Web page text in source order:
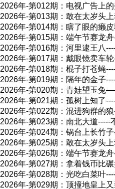
2026年-第012期：电视广告上
2026年-第013期：敢在太岁头
2026年-第014期：瞎了眼的癞
2026年-第015期：端午节赛龙
2026年-第016期：河里逮王八
2026年-第017期：戴眼镜卖车
2026年-第018期：棍子打苍蝇
2026年-第019期：隔年的金子
2026年-第020期：青娃望玉兔
2026年-第021期：孤树上知了
2026年-第022期：混进狗群的
2026年-第023期：南北大道-----
2026年-第024期：锅台上长竹
2026年-第025期：敢在太岁头
2026年-第026期：端午节赛龙
2026年-第027期：拿着钱币比
2026年-第028期：光吃白菜叶
2026年-第029期：顶撞地皇上